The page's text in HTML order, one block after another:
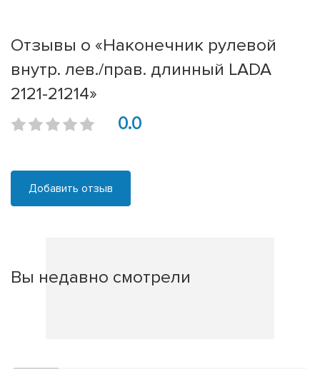
Отзывы о «Наконечник рулевой
внутр. лев./прав. длинный LADA
2121-21214»
0.0
Добавить отзыв
Вы недавно смотрели